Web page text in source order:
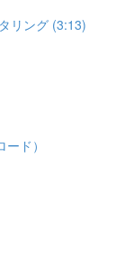
リング (3:13)
ド）